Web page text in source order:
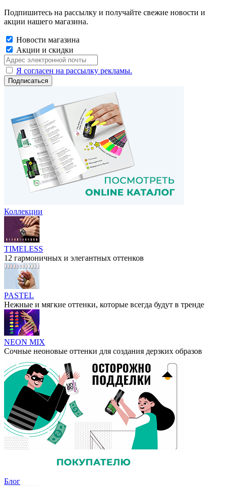
Подпишитесь на рассылку и получайте свежие новости и
акции нашего магазина.
Новости магазина
Акции и скидки
Я согласен на рассылку рекламы.
Коллекции
TIMELESS
12 гармоничных и элегантных оттенков
PASTEL
Нежные и мягкие оттенки, которые всегда будут в тренде
NEON MIX
Сочные неоновые оттенки для создания дерзких образов
Блог